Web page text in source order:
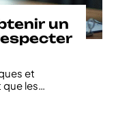
un
et
les